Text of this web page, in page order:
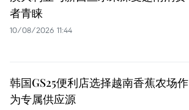
者青睐
10/08/2026 11:44
韩国GS25便利店选择越南香蕉农场作
为专属供应源